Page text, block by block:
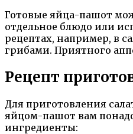
Готовые яйца-пашот
отдельное блюдо или
рецептах, например, в
грибами. Приятного
Рецепт
Для приготовления
яйцом-пашот вам
ингредиенты: